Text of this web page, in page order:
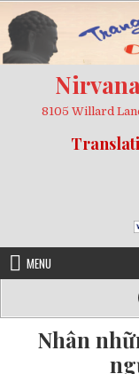
to
content
8105 Willard
MENU
Nhân